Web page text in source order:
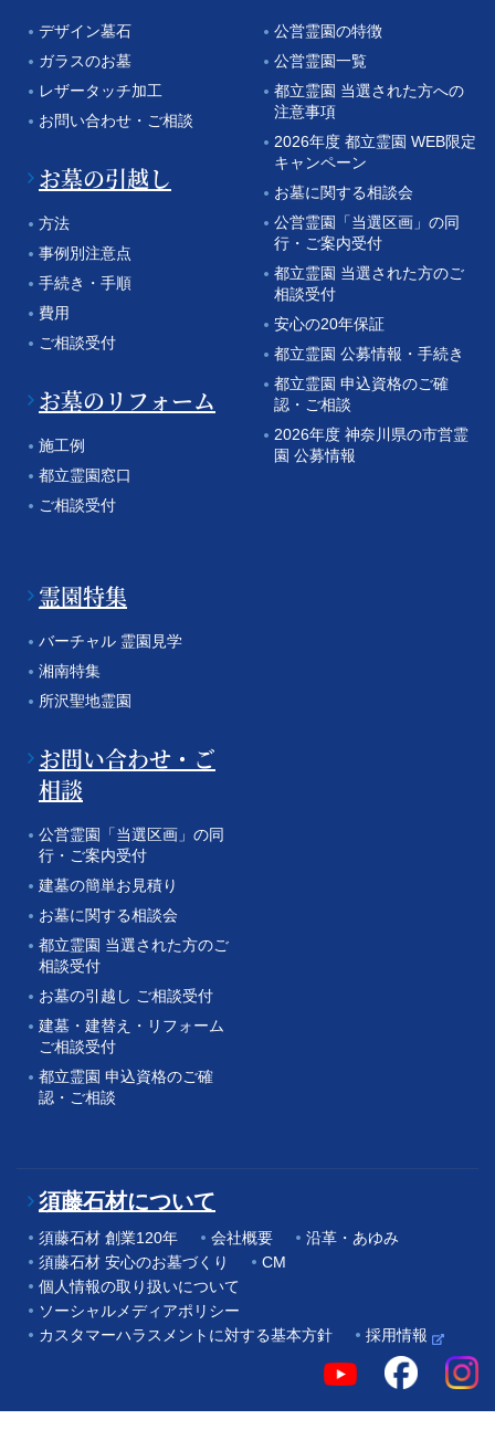
デザイン墓石
ガラスのお墓
レザータッチ加工
お問い合わせ・ご相談
お墓の引越し
方法
事例別注意点
手続き・手順
費用
ご相談受付
お墓のリフォーム
施工例
都立霊園窓口
ご相談受付
公営霊園の特徴
公営霊園一覧
都立霊園 当選された方への
注意事項
2026年度 都立霊園 WEB限定
キャンペーン
お墓に関する相談会
公営霊園「当選区画」の同
行・ご案内受付
都立霊園 当選された方のご
相談受付
安心の20年保証
都立霊園 公募情報・手続き
都立霊園 申込資格のご確
認・ご相談
2026年度 神奈川県の市営霊
園 公募情報
霊園特集
バーチャル 霊園見学
湘南特集
所沢聖地霊園
お問い合わせ・ご
相談
公営霊園「当選区画」の同
行・ご案内受付
建墓の簡単お見積り
お墓に関する相談会
都立霊園 当選された方のご
相談受付
お墓の引越し ご相談受付
建墓・建替え・リフォーム
ご相談受付
都立霊園 申込資格のご確
認・ご相談
須藤石材について
須藤石材 創業120年 会社概要
沿革・あゆみ
須藤石材 安心のお墓づくり
CM
個人情報の取り扱いについて
ソーシャルメディアポリシー
カスタマーハラスメントに対する基本方針
採用情報